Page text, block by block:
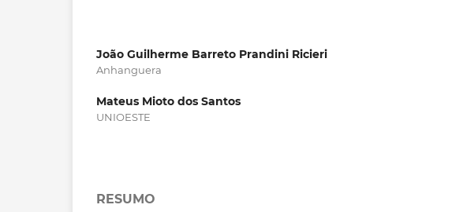
João Guilherme Barreto Prandini Ricieri
Anhanguera
Mateus Mioto dos Santos
UNIOESTE
RESUMO